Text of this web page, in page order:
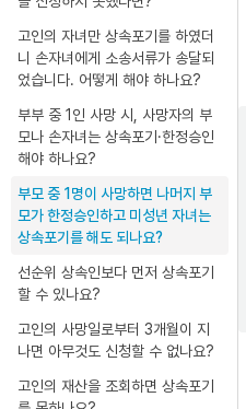
고인의 자녀만 상속포기를 하였더
니 손자녀에게 소송서류가 송달되
었습니다. 어떻게 해야 하나요?
부부 중 1인 사망 시, 사망자의 부
모나 손자녀는 상속포기·한정승인
해야 하나요?
부모 중 1명이 사망하면 나머지 부
모가 한정승인하고 미성년 자녀는
상속포기를 해도 되나요?
선순위 상속인보다 먼저 상속포기
할 수 있나요?
고인의 사망일로부터 3개월이 지
나면 아무것도 신청할 수 없나요?
고인의 재산을 조회하면 상속포기